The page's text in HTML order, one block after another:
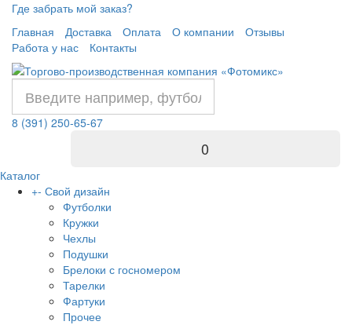
Где забрать мой заказ?
Главная
Доставка Оплата О компании
Отзывы
Работа у нас
Контакты
8 (391) 250-65-67
0
Каталог
+- Свой дизайн
Футболки
Кружки
Чехлы
Подушки
Брелоки с госномером
Тарелки
Фартуки
Прочее